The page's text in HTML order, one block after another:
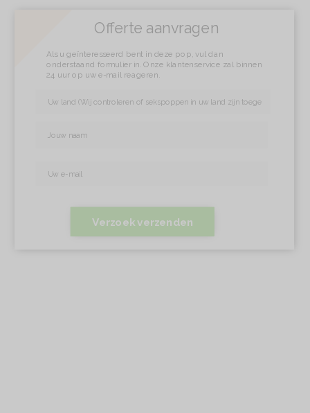
Offerte aanvragen
Als u geïnteresseerd bent in deze pop, vul dan
onderstaand formulier in. Onze klantenservice zal binnen
24 uur op uw e-mail reageren.
Verzoek verzenden